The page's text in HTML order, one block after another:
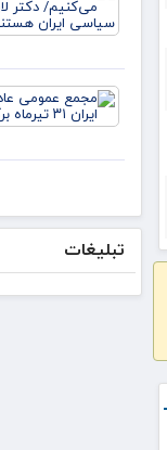
تبلیغات